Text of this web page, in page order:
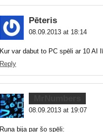
Pēteris
08.09.2013 at 18:14
Kur var dabut to PC spēli ar 10 AI
Reply
08.09.2013 at 19:07
Runa bija par šo spēli: